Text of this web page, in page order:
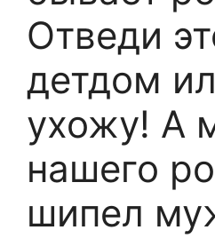
Отведи
детдом
ухожу! А
нашего
шипел